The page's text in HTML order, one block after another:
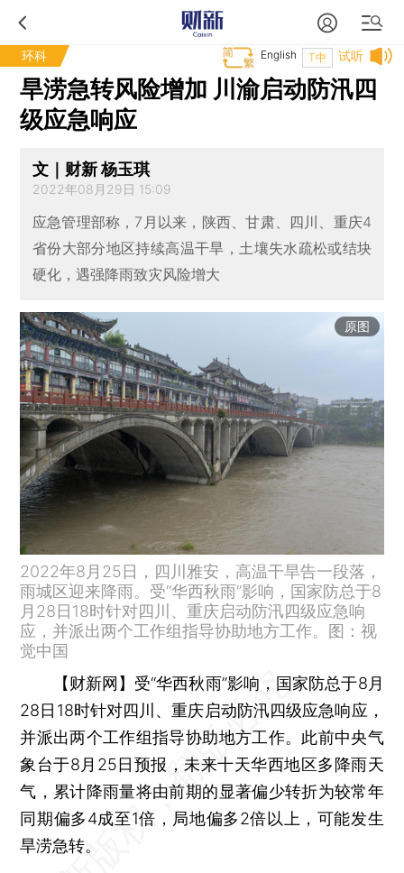
环科 试听
T中
English
旱涝急转风险增加 川渝启动防汛四
级应急响应
文｜财新 杨玉琪
2022年08月29日 15:09
应急管理部称，7月以来，陕西、甘肃、四川、重庆4
省份大部分地区持续高温干旱，土壤失水疏松或结块
硬化，遇强降雨致灾风险增大
原图
2022年8月25日，四川雅安，高温干旱告一段落，
雨城区迎来降雨。受“华西秋雨”影响，国家防总于8
月28日18时针对四川、重庆启动防汛四级应急响
应，并派出两个工作组指导协助地方工作。图：视
觉中国
【财新网】 受“华西秋雨”影响，国家防总于8月
28日18时针对四川、重庆启动防汛四级应急响应，
并派出两个工作组指导协助地方工作。此前中央气
象台于8月25日预报，未来十天华西地区多降雨天
气，累计降雨量将由前期的显著偏少转折为较常年
同期偏多4成至1倍，局地偏多2倍以上，可能发生
旱涝急转。